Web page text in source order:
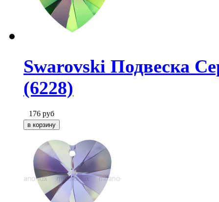
Swarovski Подвеска
(6228)
176 руб